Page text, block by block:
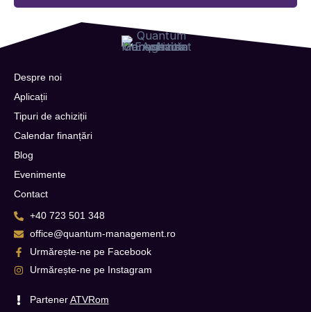
Despre noi
Aplicații
Tipuri de achiziții
Calendar finanțări
Blog
Evenimente
Contact
+40 723 501 348
office@quantum-management.ro
Urmărește-ne pe Facebook
Urmărește-ne pe Instagram
PartenerATVRom